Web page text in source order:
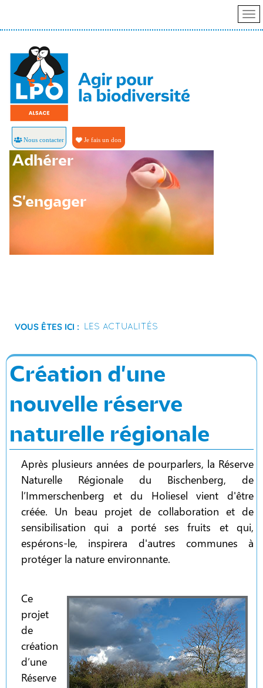
Nous contacter Je fais un don
Adhérer
S'engager
Vous êtes ici : Les actualités
Création d'une
nouvelle réserve
naturelle régionale
Après plusieurs années de pourparlers, la Réserve
Naturelle Régionale du Bischenberg, de
l’Immerschenberg et du Holiesel vient d'être
créée. Un beau projet de collaboration et de
sensibilisation qui a porté ses fruits et qui,
espérons-le, inspirera d'autres communes à
protéger la nature environnante.
Ce
projet
de
création
d’une
Réserve